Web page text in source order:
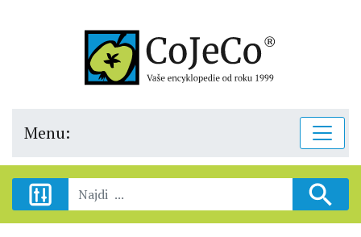
Menu: